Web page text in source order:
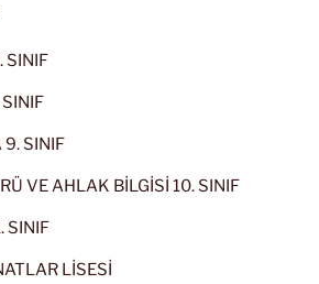
SINIF
SINIF
9. SINIF
VE AHLAK BİLGİSİ 10. SINIF
SINIF
LİSESİ